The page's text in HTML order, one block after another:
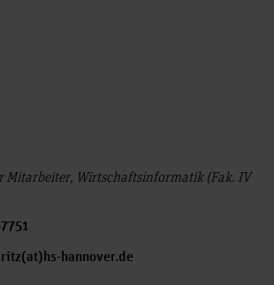
Mitarbeiter, Wirtschaftsinformatik (Fak. IV
hannover.de